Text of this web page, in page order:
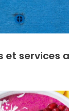
et services